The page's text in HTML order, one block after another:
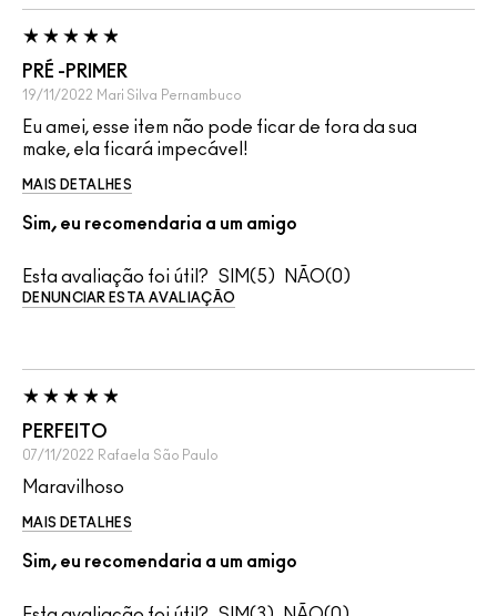
PRÉ -PRIMER
19/11/2022 Mari Silva Pernambuco
Eu amei, esse item não pode ficar de fora da sua
make, ela ficará impecável!
MAIS DETALHES
Sim, eu recomendaria a um amigo
Esta avaliação foi útil? 5 0
DENUNCIAR ESTA AVALIAÇÃO
PERFEITO
07/11/2022 Rafaela São Paulo
Maravilhoso
MAIS DETALHES
Sim, eu recomendaria a um amigo